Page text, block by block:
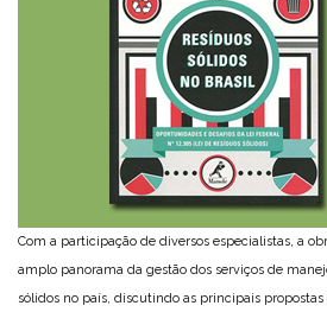
Com a participação de diversos especialistas, a
amplo panorama da gestão dos serviços de
sólidos no país, discutindo as principais propostas